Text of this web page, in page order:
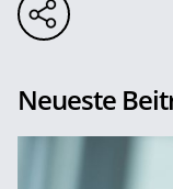
Neueste